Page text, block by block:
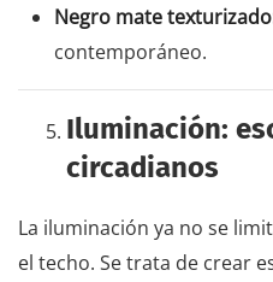
Negro mate
contemporáneo.
Iluminación:
circadianos
La iluminación ya no se
el techo. Se trata de crear